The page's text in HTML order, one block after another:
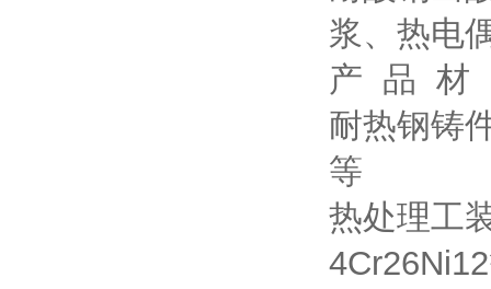
浆、热电
产 品 材
耐热钢铸
等
热处理工